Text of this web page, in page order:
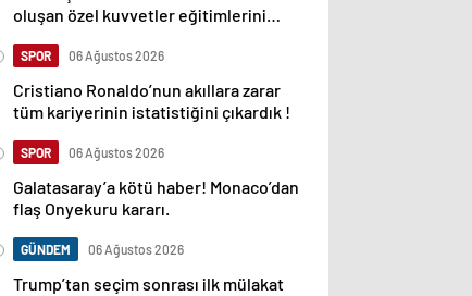
oluşan özel kuvvetler eğitimlerini
SPOR 06 Ağustos 2026
Cristiano Ronaldo’nun akıllara zarar
tüm kariyerinin istatistiğini çıkardık !
SPOR 06 Ağustos 2026
Galatasaray’a kötü haber! Monaco’dan
flaş Onyekuru kararı.
GÜNDEM 06 Ağustos 2026
Trump’tan seçim sonrası ilk mülakat